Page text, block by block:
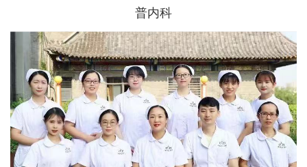
普内科